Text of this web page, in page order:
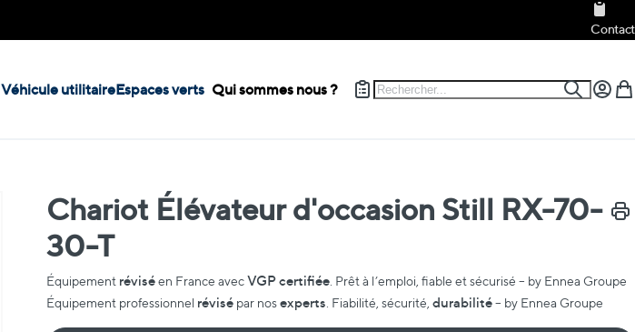
Contact
Véhicule utilitaireEspaces verts Qui sommes nous ? Rechercher
Mon
Chariot Élévateur d'occasion Still RX-70-
30-T
Équipement réviséen France avecVGP certifiée . Prêt à l’emploi, fiable et sécurisé – by Ennea Groupe
Équipement professionnel révisé par nosexperts . Fiabilité, sécurité, durabilité– by Ennea Groupe